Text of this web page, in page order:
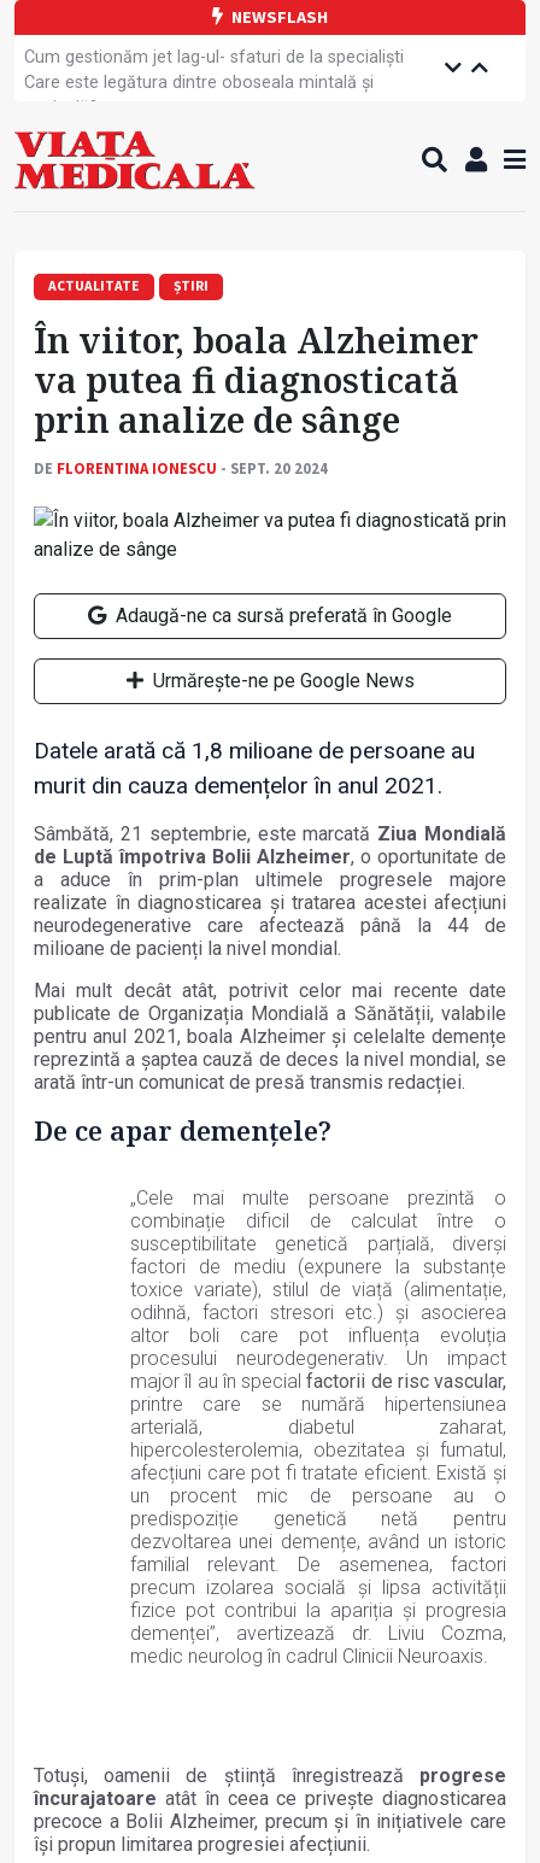
NEWSFLASH
Cum gestionăm jet lag-ul- sfaturi de la specialiști
Care este legătura dintre oboseala mintală și
caniculă?
Campanie de prevenție dedicată sportivelor
Un nou studiu pentru testarea unui vaccin împotriva
tulpinei Bundibugyo a virusului Ebola
sănătate
Demersuri pentru acces transfrontalier la date
Contractul cadru ar putea fi modificat
Comercializarea unor medicamente, blocată
temporar
ACTUALITATE ȘTIRI
În viitor, boala Alzheimer
va putea fi diagnosticată
prin analize de sânge
DE FLORENTINA IONESCU - SEPT. 20 2024
Adaugă-ne ca sursă preferată în Google
Urmărește-ne pe Google News
Datele arată că 1,8 milioane de persoane au
murit din cauza demențelor în anul 2021.
Sâmbătă, 21 septembrie, este marcată Ziua Mondială
de Luptă împotriva Bolii Alzheimer, o oportunitate de
a aduce în prim-plan ultimele progresele majore
realizate în diagnosticarea și tratarea acestei afecțiuni
neurodegenerative care afectează până la 44 de
milioane de pacienți la nivel mondial.
Mai mult decât atât, potrivit celor mai recente date
publicate de Organizația Mondială a Sănătății, valabile
pentru anul 2021, boala Alzheimer și celelalte demențe
reprezintă a șaptea cauză de deces la nivel mondial, se
arată într-un comunicat de presă transmis redacției.
De ce apar demențele?
„Cele mai multe persoane prezintă o
combinație dificil de calculat între o
susceptibilitate genetică parțială, diverși
factori de mediu (expunere la substanțe
toxice variate), stilul de viață (alimentație,
odihnă, factori stresori etc.) și asocierea
altor boli care pot influența evoluția
procesului neurodegenerativ. Un impact
major îl au în special factorii de risc vascular,
printre care se numără hipertensiunea
arterială, diabetul zaharat,
hipercolesterolemia, obezitatea și fumatul,
afecțiuni care pot fi tratate eficient. Există și
un procent mic de persoane au o
predispoziție genetică netă pentru
dezvoltarea unei demențe, având un istoric
familial relevant. De asemenea, factori
precum izolarea socială și lipsa activității
fizice pot contribui la apariția și progresia
demenței”, avertizează dr. Liviu Cozma,
medic neurolog în cadrul Clinicii Neuroaxis.
Totuși, oamenii de știință înregistrează progrese
încurajatoare atât în ceea ce privește diagnosticarea
precoce a Bolii Alzheimer, precum și în inițiativele care
își propun limitarea progresiei afecțiunii.